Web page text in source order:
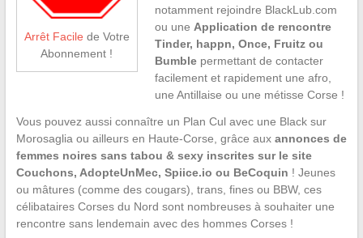
Arrêt Facile de Votre
Abonnement !
notamment rejoindre BlackLub.com
ou une Application de rencontre
Tinder, happn, Once, Fruitz ou
Bumblepermettant de contacter
facilement et rapidement une afro,
une Antillaise ou une métisse Corse !
Vous pouvez aussi connaître un Plan Cul avec une Black sur
Morosaglia ou ailleurs en Haute-Corse, grâce aux annonces de
femmes noires sans tabou & sexy inscrites sur le site
Couchons, AdopteUnMec, Spiice.io ou BeCoquin ! Jeunes
ou mâtures (comme des cougars), trans, fines ou BBW, ces
célibataires Corses du Nord sont nombreuses à souhaiter une
rencontre sans lendemain avec des hommes Corses !